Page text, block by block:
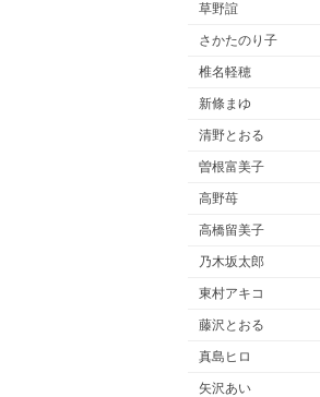
草野誼
さかたのり子
椎名軽穂
新條まゆ
清野とおる
曽根富美子
高野苺
高橋留美子
乃木坂太郎
東村アキコ
藤沢とおる
真島ヒロ
矢沢あい